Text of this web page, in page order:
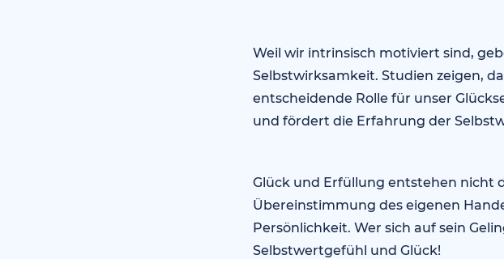
Weil wir intrinsisch motiviert sind,
Selbstwirksamkeit. Studien zeigen,
entscheidende Rolle für unser
und fördert die Erfahrung der
Glück und Erfüllung entstehen nicht
Übereinstimmung des eigenen
Persönlichkeit. Wer sich auf sein
Selbstwertgefühl und Glück!